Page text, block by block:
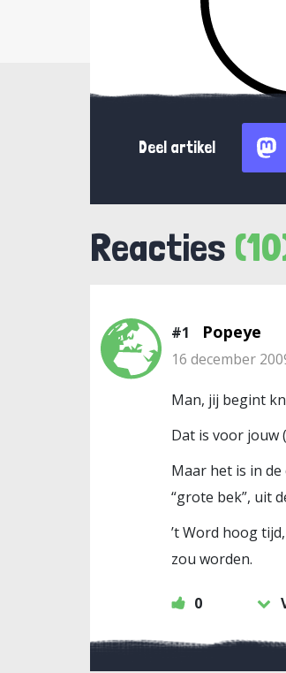
Deel artikel
Reacties
#1 Popeye
16 december
Man, jij begint
Dat is voor jouw
Maar het is in
“grote bek”, uit
’t Word hoog
zou worden.
0